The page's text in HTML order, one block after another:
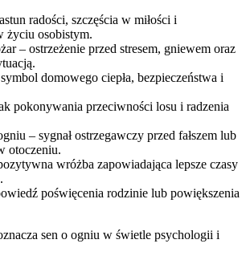
radości, szczęścia w miłości i
życiu osobistym.
– ostrzeżenie przed stresem, gniewem oraz
domowego ciepła, bezpieczeństwa i
pokonywania przeciwności losu i radzenia
– sygnał ostrzegawczy przed fałszem lub
otoczeniu.
wróżba zapowiadająca lepsze czasy
poświęcenia rodzinie lub powiększenia
sen o ogniu w świetle psychologii i